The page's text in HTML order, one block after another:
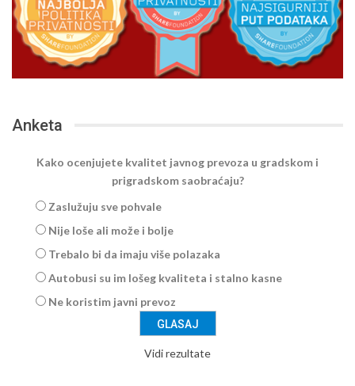
Anketa
Kako ocenjujete kvalitet javnog prevoza u gradskom i
prigradskom saobraćaju?
Zaslužuju sve pohvale
Nije loše ali može i bolje
Trebalo bi da imaju više polazaka
Autobusi su im lošeg kvaliteta i stalno kasne
Ne koristim javni prevoz
Vidi rezultate